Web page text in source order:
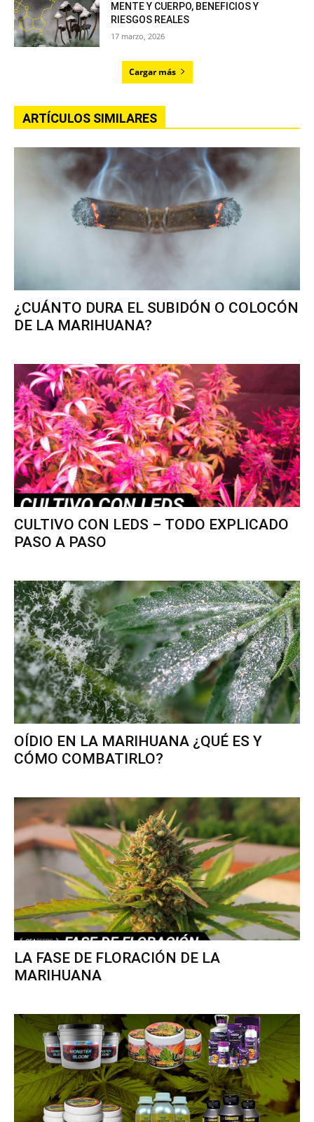
MENTE Y CUERPO, BENEFICIOS Y
RIESGOS REALES
17 marzo, 2026
Cargar más
ARTÍCULOS SIMILARES
¿CUÁNTO DURA EL SUBIDÓN O COLOCÓN
DE LA MARIHUANA?
CULTIVO CON LEDS – TODO EXPLICADO
PASO A PASO
OÍDIO EN LA MARIHUANA ¿QUÉ ES Y
CÓMO COMBATIRLO?
LA FASE DE FLORACIÓN DE LA
MARIHUANA